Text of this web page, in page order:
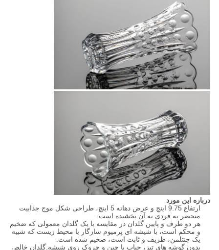
درباره این مورد
ارتفاع 9.75 اینچ و عرض دهانه 5 اینچ، طراحی شکل موج جذابیت
منحصر به فردی به آن بخشیده است.
هر دو طرف و پایین گلدان در مقایسه با یک گلدان معمولی که ضخیم
و محکم است، با شیشه ای پرمیوم سازگار با محیط زیست که شبیه
یک جنتلمن، ظریف و ثابت است، ضخیم شده است.
بدون گوشه های تیز، حباب یا چین و چروک روی شیشه.گلدان خالص